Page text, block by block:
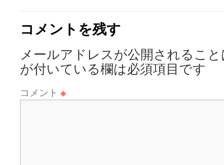
コメントを残す
メールアドレスが公開されるこ
が付いている欄は必須項目です
コメント ※